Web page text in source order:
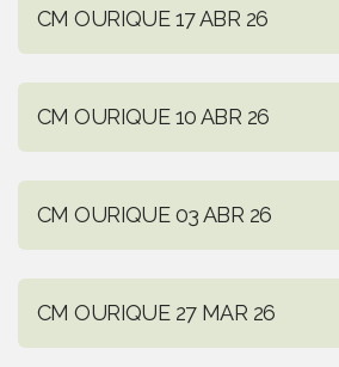
CM OURIQUE 17 ABR 26
CM OURIQUE 10 ABR 26
CM OURIQUE 03 ABR 26
CM OURIQUE 27 MAR 26